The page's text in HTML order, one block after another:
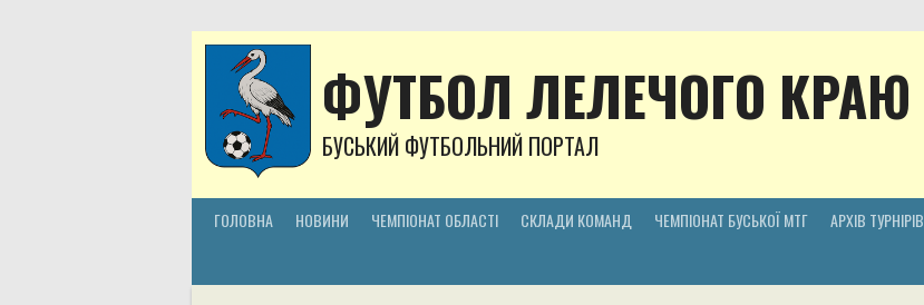
ФУТБОЛ ЛЕЛЕЧОГО КРАЮ
БУСЬКИЙ ФУТБОЛЬНИЙ ПОРТАЛ
ГОЛОВНА НОВИНИ ЧЕМПІОНАТ ОБЛАСТІ СКЛАДИ КОМАНД ЧЕМПІОНАТ БУСЬКОЇ МТГ АРХІВ ТУРНІРІВ